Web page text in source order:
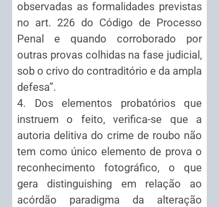
observadas as formalidades previstas
no art. 226 do Código de Processo
Penal e quando corroborado por
outras provas colhidas na fase judicial,
sob o crivo do contraditório e da ampla
defesa”.
4. Dos elementos probatórios que
instruem o feito, verifica-se que a
autoria delitiva do crime de roubo não
tem como único elemento de prova o
reconhecimento fotográfico, o que
gera distinguishing em relação ao
acórdão paradigma da alteração